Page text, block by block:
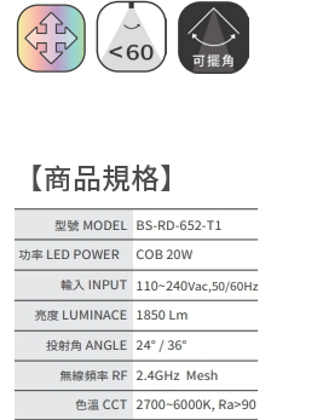
【商品規格】